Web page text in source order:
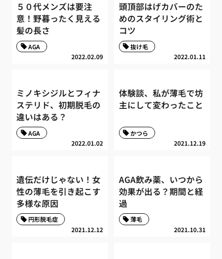
５０代メンズは要注
意！野暮ったく見える
髪の長さ
2022.02.09
AGA
頭頂部はげカバーのた
めのスタイリング術と
コツ
2022.01.11
抜け毛
ミノキシジルとフィナ
ステリド、初期脱毛の
違いはある？
2022.01.02
AGA
体験談、私が薄毛で坊
主にして変わったこと
2021.12.19
かつら
遺伝だけじゃない！女
性の薄毛を引き起こす
多様な原因
2021.12.12
円形脱毛症
AGA飲み薬、いつから
効果が出る？期間と経
過
2021.10.31
薄毛